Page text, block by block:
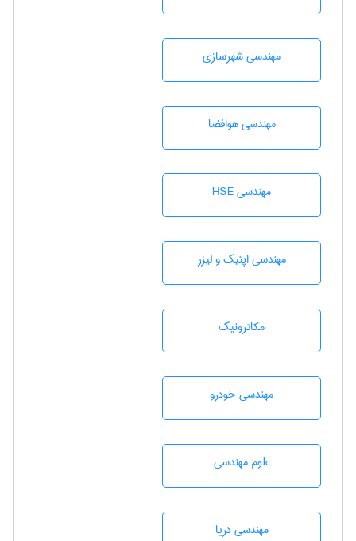
مهندسی شهرسازی
مهندسی هوافضا
مهندسی HSE
مهندسی اپتیک و لیزر
مکاترونیک
مهندسی خودرو
علوم مهندسی
مهندسی دریا